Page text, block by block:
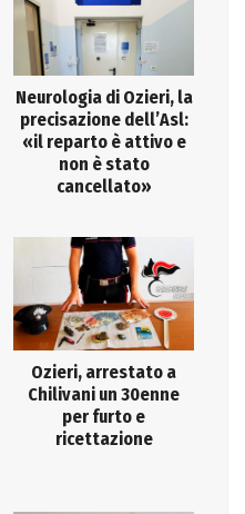
Neurologia di Ozieri, la
precisazione dell’Asl:
«il reparto è attivo e
non è stato
cancellato»
Ozieri, arrestato a
Chilivani un 30enne
per furto e
ricettazione